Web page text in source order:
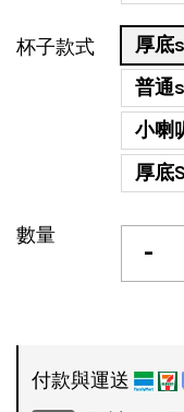
杯子款式
厚底
普通
小喇
厚底
數量
-
付款與運送